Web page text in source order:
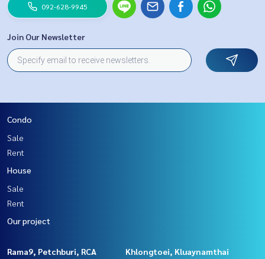
092-628-9945
Join Our Newsletter
Condo
Sale
Rent
House
Sale
Rent
Our project
Rama9, Petchburi, RCA
Khlongtoei, Kluaynamthai